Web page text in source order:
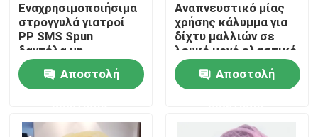
Σπίτι
Προϊόντα
Περίπου εμείς
Εναχρησιμοποιήσιμα
στρογγυλά γιατροί
PP SMS Spun
δαντέλα μη
υφασμένα υφάσματα
Cap Hair NetΑποστολή
Αναπνευστικό μίας
χρήσης κάλυμμα για
δίχτυ μαλλιών σε
λευκό μονό ελαστικό
σχεδιασμό
Αποστολή